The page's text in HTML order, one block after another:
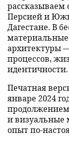
рассказываем
Персией и
Дагестане. В
архитектуры
процессов,
идентичности.
Печатная
январе 2024
и визуальные
опыт по-